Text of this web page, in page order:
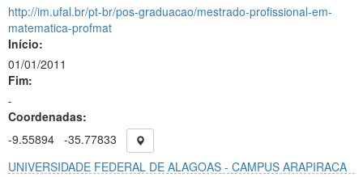
http://im.ufal.br/pt-br/pos-graduacao/mestrado-profissional-em-
matematica-profmat
Início:
01/01/2011
Fim:
-
Coordenadas:
-9.55894 -35.77833
UNIVERSIDADE FEDERAL DE ALAGOAS - CAMPUS ARAPIRACA